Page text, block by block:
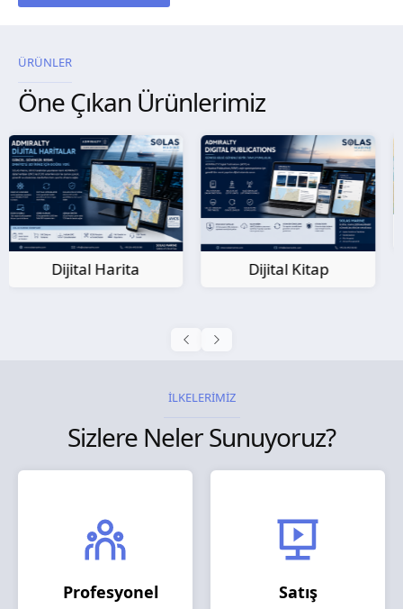
ÜRÜNLER
Öne Çıkan Ürünlerimiz
Dijital Kitap
Kağıt Harita
İLKELERİMİZ
Sizlere Neler Sunuyoruz?
Profesyonel
Satış